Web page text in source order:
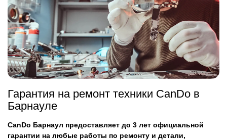
Гарантия на ремонт техники CanDo в
Барнауле
CanDo Барнаул предоставляет до 3 лет официальной
гарантии на любые работы по ремонту и детали,